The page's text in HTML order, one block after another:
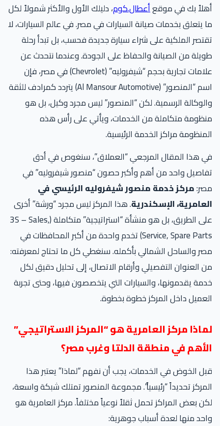
بك في موقعأعطال.كوم، دليلك الأول والأكثر شمولاً لكل
يتعلق بخدمات صيانة السيارات في مصر. في عالم السيارات، لا
الملكية على شراء سيارة جديدة فحسب، بل تبدأ رحلة
من الصيانة والحفاظ على الجودة. وعندما نتحدث عن
علامات تجارية بحجم “شيفروليه” (Chevrolet) في مصر، فإن
اسم “المنصور” (Al Mansour Automotive) يتردد كمرادف للثقة
الرسمية. لكن “المنصور” ليس مجرد وكيل، بل هو
متكاملة من الخدمات، ويأتي على رأس هذه
مراكز الخدمة الرئيسية.
هذا المقال المرجعي “العملاق”، سنغوص في أدق
واحد من أهم وأكبر حصون “منصور شيفروليه” في
مركز خدمة منصور شيفروليه الرئيسي في
الإسكندرية. هذا المركز ليس مجرد “ورشة” أخرى
على الطريق، بل هو منشأة “استراتيجية” متكاملة (3S – Sales,
Service, Spare Parts) تخدم واحدة من أكبر المحافظات في
والساحل الشمالي بأكمله. سنغطي كل ما تحتاج لمعرفته:
العنوان التفصيلي وأرقام الاتصال، إلى تحليل دقيق لكل
يقدمونها، والسيارات التي يتخصصون فيها، وحتى تجربة
داخل المركز خطوة بخطوة.
مركز العامرية هو “المركز الاستراتيجي”
في منطقة الدلتا وغرب مصر؟
الخوض في الخدمات، يجب أن نفهم “لماذا” يعتبر هذا
تحديداً “رئيسياً”. مجموعة المنصور تمتلك شبكة واسعة،
بعض المراكز تحمل ثقلاً نوعياً مختلفاً. مركز العامرية هو
منها لعدة أسباب جوهرية: